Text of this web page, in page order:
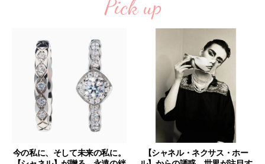
Pick up
今の私に、そして未来の私に。
【シャネル・ネクサス・ホー